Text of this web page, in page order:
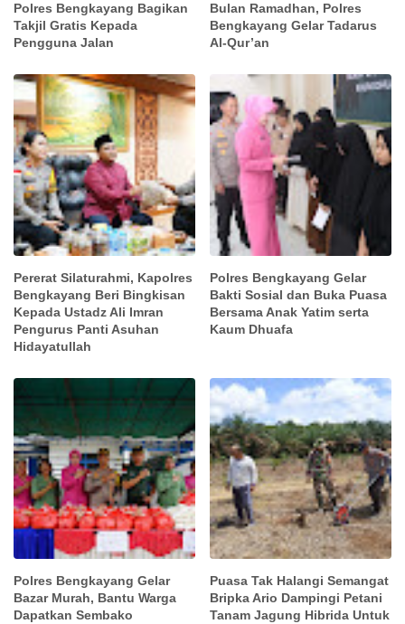
Polres Bengkayang Bagikan
Takjil Gratis Kepada
Pengguna Jalan
Bulan Ramadhan, Polres
Bengkayang Gelar Tadarus
Al-Qur’an
Pererat Silaturahmi, Kapolres
Bengkayang Beri Bingkisan
Kepada Ustadz Ali Imran
Pengurus Panti Asuhan
Hidayatullah
Polres Bengkayang Gelar
Bakti Sosial dan Buka Puasa
Bersama Anak Yatim serta
Kaum Dhuafa
Polres Bengkayang Gelar
Bazar Murah, Bantu Warga
Dapatkan Sembako
Puasa Tak Halangi Semangat
Bripka Ario Dampingi Petani
Tanam Jagung Hibrida Untuk